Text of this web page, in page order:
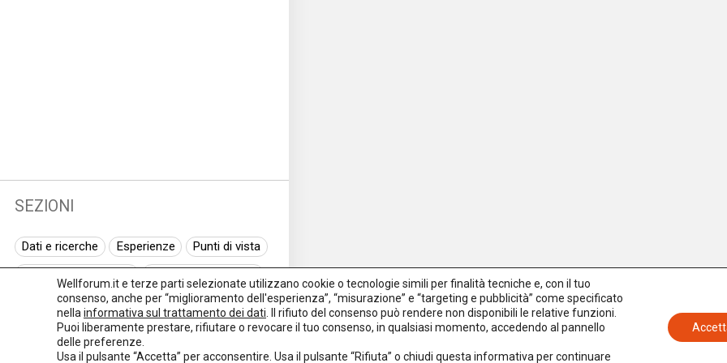
SEZIONI
Dati e ricerche Esperienze
Punti di vista
Normativa europea
Rassegna normativa
I seminari di Welforum
Eventi
Spazio ai promotori
Wellforum.it e terze parti selezionate utilizzano cookie o tecnologie simili per finalità tecniche e, con il tuo
consenso, anche per “miglioramento dell'esperienza”, “misurazione” e “targeting e pubblicità” come specificato
nella informativa sul trattamento dei dati . Il rifiuto del consenso può rendere non disponibili le relative funzioni.
Puoi liberamente prestare, rifiutare o revocare il tuo consenso, in qualsiasi momento, accedendo al pannello
delle preferenze.
Usa il pulsante “Accetta” per acconsentire. Usa il pulsante “Rifiuta” o chiudi questa informativa per continuare